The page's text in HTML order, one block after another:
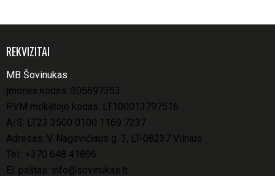
REKVIZITAI
MB Šovinukas
Įmonės kodas: 305697353
PVM mokėtojo kodas: LT100013797516
A/S: LT23 3500 0100 1169 7237
Adresas: V. Nagevičiaus g. 3, LT-08237 Vilnius
Tel.: +370 648 41896
El. paštas: info@sovinukas.lt